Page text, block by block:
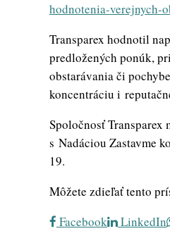
hodnotenia-verejnych-
Transparex hodnotil
predložených ponúk,
obstarávania či
koncentráciu i
Spoločnosť Transparex
s Nadáciou Zastavme
19.
Môžete zdieľať tento
Facebook
LinkedIn